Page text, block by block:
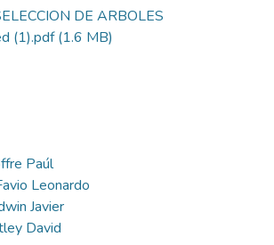
DE ARBOLES
(1).pdf(1.6 MB)
Paúl
Leonardo
Javier
David